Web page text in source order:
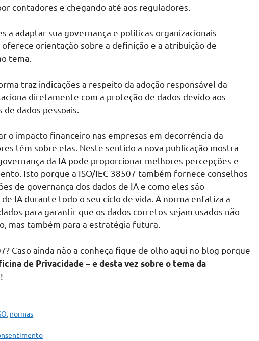
contadores e chegando até aos reguladores.
a adaptar sua governança e políticas organizacionais
orientação sobre a definição e a atribuição de
tema.
traz indicações a respeito da adoção responsável da
diretamente com a proteção de dados devido aos
dados pessoais.
o impacto financeiro nas empresas em decorrência da
têm sobre elas. Neste sentido a nova publicação mostra
da IA pode proporcionar melhores percepções e
Isto porque a ISO/IEC 38507 também fornece conselhos
de governança dos dados de IA e como eles são
IA durante todo o seu ciclo de vida. A norma enfatiza a
para garantir que os dados corretos sejam usados não
mas também para a estratégia futura.
Caso ainda não a conheça fique de olho aqui no blog porque
de Privacidade – e desta vez sobre o tema da
, normas